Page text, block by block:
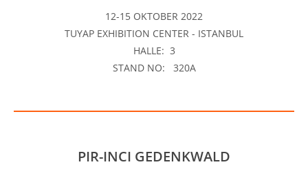
12-15 OKTOBER 2022
TUYAP EXHIBITION CENTER - ISTANBUL
HALLE: 3
STAND NO: 320A
PIR-INCI GEDENKWALD